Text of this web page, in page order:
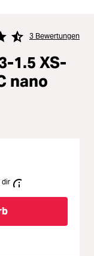
Bewertung von
3 Bewertungen
1.5 XS-
nano
dir